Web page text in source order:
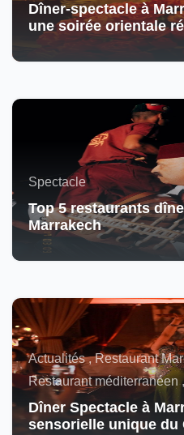
Dîner-spectacle à
une soirée orientale
Spectacle
Top 5 restaurants
Marrakech
Actualités , Restaurant
Restaurant méditerranéen
Dîner Spectacle à
sensorielle unique du